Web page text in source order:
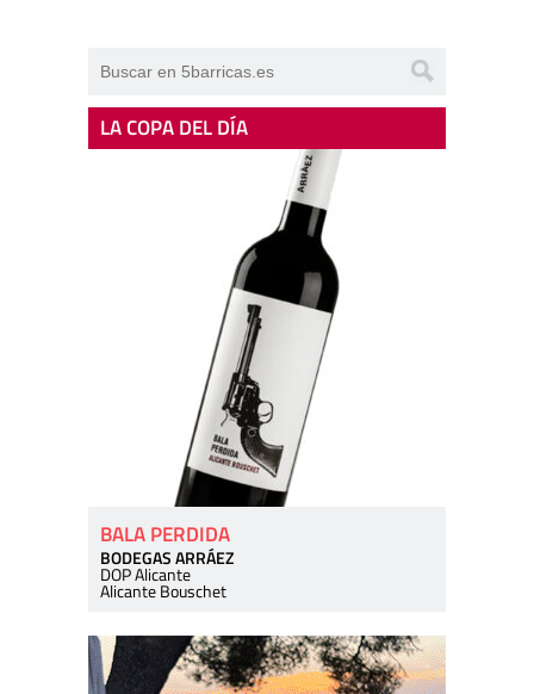
LA COPA DEL DÍA
BALA PERDIDA
BODEGAS ARRÁEZ
DOP Alicante
Alicante Bouschet